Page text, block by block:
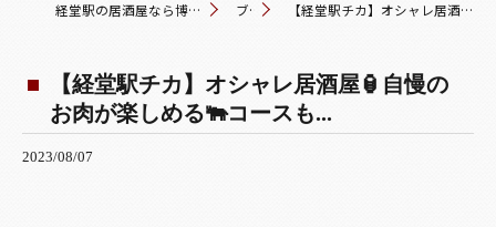
経堂駅の居酒屋なら博多おでんと黒毛和牛の店 くろこ ブログ 【経堂駅チカ】オシャレ居酒屋🏮自慢のお肉が楽しめる🐃コースも...
【経堂駅チカ】オシャレ居酒屋🏮自慢の
お肉が楽しめる🐃コースも...
2023/08/07